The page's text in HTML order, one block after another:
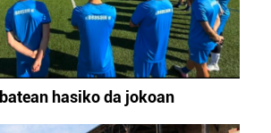
hasiko da jokoan